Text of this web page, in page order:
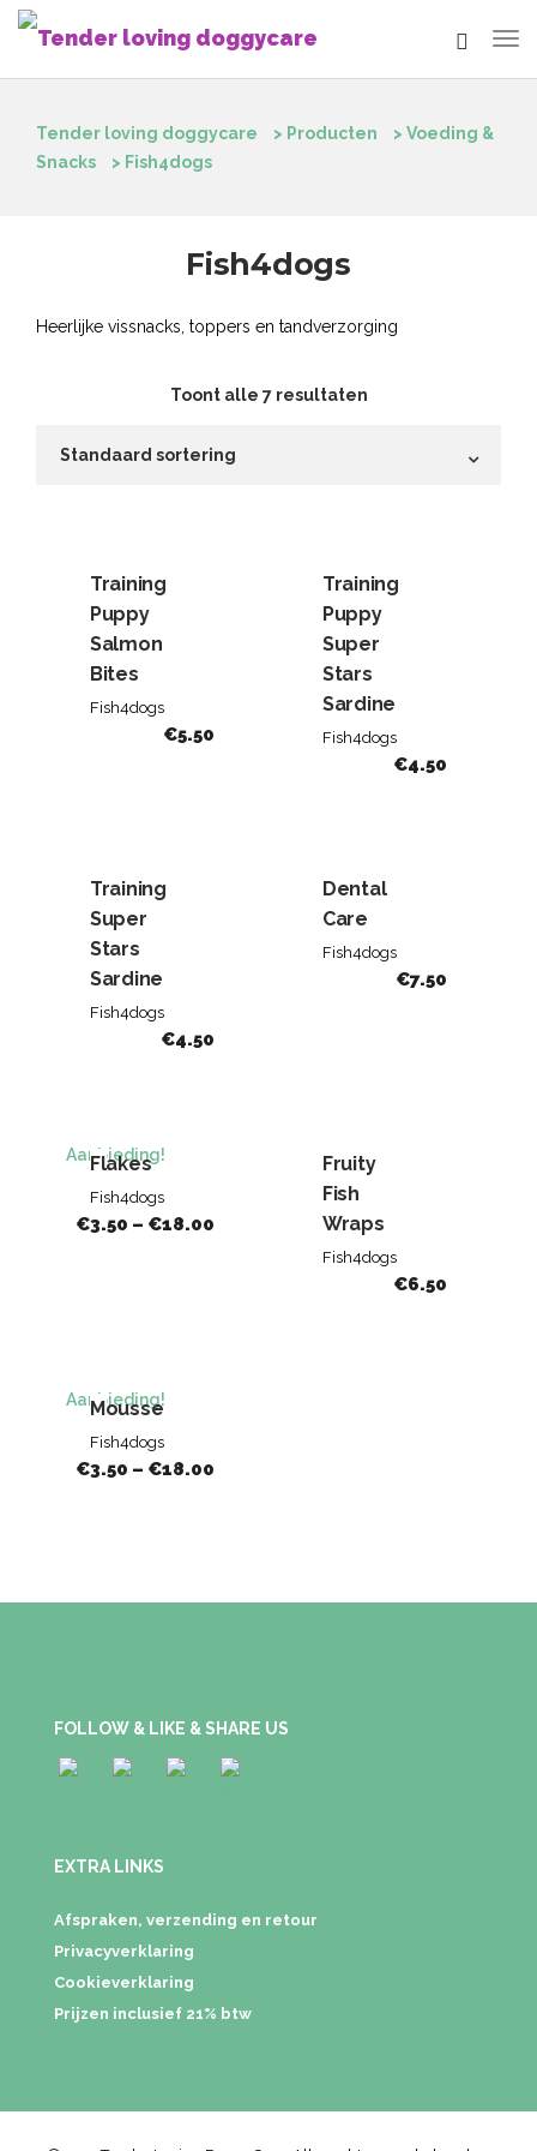
Tender loving doggycare > Producten > Voeding &
Snacks
> Fish4dogs
Fish4dogs
Heerlijke vissnacks, toppers en tandverzorging
Toont alle 7 resultaten
Training
Puppy
Salmon
Bites
Fish4dogs
€5.50
Training
Puppy
Super
Stars
Sardine
Fish4dogs
€4.50
Training
Super
Stars
Sardine
Fish4dogs
€4.50
Dental
Care
Fish4dogs
€7.50
Aanbieding!
Flakes
Fish4dogs
€3.50 – €18.00
Fruity
Fish
Wraps
Fish4dogs
€6.50
Aanbieding!
Mousse
Fish4dogs
€3.50 – €18.00
FOLLOW & LIKE & SHARE US
EXTRA LINKS
Afspraken, verzending en retour
Privacyverklaring
Cookieverklaring
Prijzen inclusief 21% btw